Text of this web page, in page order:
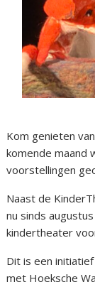
Kom genieten
komende maand
voorstellingen
Naast de
nu sinds
kindertheater
Dit is een
met Hoeksche